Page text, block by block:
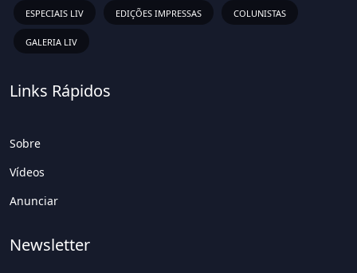
ESPECIAIS LIV EDIÇÕES IMPRESSAS COLUNISTAS
GALERIA LIV
Links Rápidos
Sobre
Vídeos
Anunciar
Newsletter